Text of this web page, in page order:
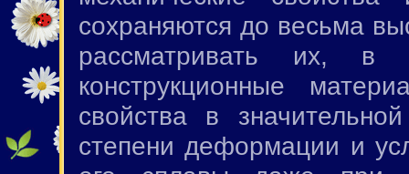
сохраняются до весьма
рассматривать их, в
конструкционные
свойства в
степени деформации и